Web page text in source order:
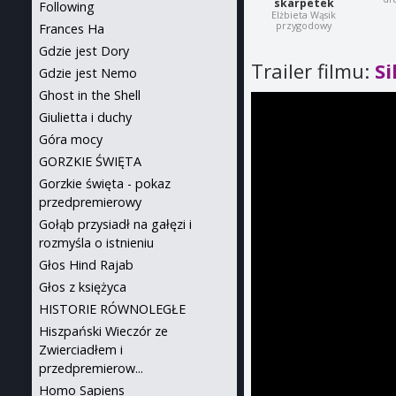
skarpetek
Elżbieta Wąsik
przygodowy
Trailer filmu:
Following
Frances Ha
Gdzie jest Dory
Gdzie jest Nemo
Ghost in the Shell
Giulietta i duchy
Góra mocy
GORZKIE ŚWIĘTA
Gorzkie święta - pokaz
przedpremierowy
Gołąb przysiadł na gałęzi i
rozmyśla o istnieniu
Głos Hind Rajab
Głos z księżyca
HISTORIE RÓWNOLEGŁE
Hiszpański Wieczór ze
Zwierciadłem i
przedpremierow...
Homo Sapiens